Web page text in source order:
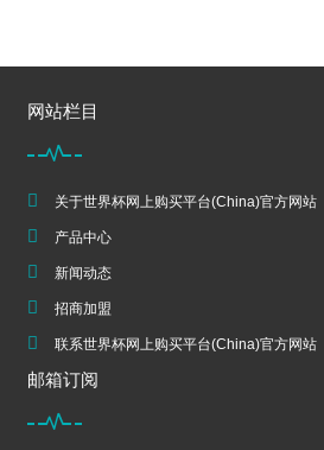
网站栏目
关于世界杯网上购买平台(China)官方网站
产品中心
新闻动态
招商加盟
联系世界杯网上购买平台(China)官方网站
邮箱订阅